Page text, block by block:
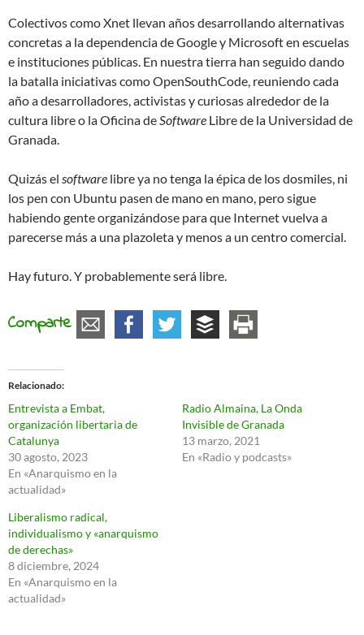
Colectivos como Xnet llevan años desarrollando alternativas
concretas a la dependencia de Google y Microsoft en escuelas
e instituciones públicas. En nuestra tierra han seguido dando
la batalla iniciativas como OpenSouthCode, reuniendo cada
año a desarrolladores, activistas y curiosas alrededor de la
cultura libre o la Oficina deSoftware Libre de la Universidad de
Granada.
Quizás el software libre ya no tenga la épica de los dosmiles, ni
los pen con Ubuntu pasen de mano en mano, pero sigue
habiendo gente organizándose para que Internet vuelva a
parecerse más a una plazoleta y menos a un centro comercial.
Hay futuro. Y probablemente será libre.
Comparte
Relacionado
Entrevista a Embat,
organización libertaria de
Catalunya
30 agosto, 2023
En «Anarquismo en la
actualidad»
Radio Almaina, La Onda
Invisible de Granada
13 marzo, 2021
En «Radio y podcasts»
Liberalismo radical,
individualismo y «anarquismo
de derechas»
8 diciembre, 2024
En «Anarquismo en la
actualidad»